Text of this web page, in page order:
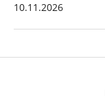
10.11.2026